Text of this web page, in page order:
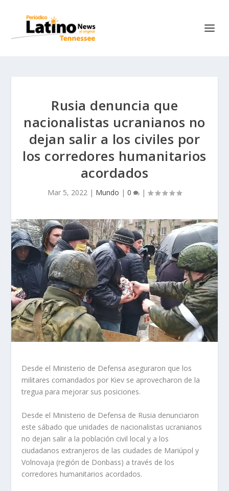
Rusia denuncia que
nacionalistas ucranianos no
dejan salir a los civiles por
los corredores humanitarios
acordados
Mar 5, 2022 | Mundo | 0 |
Desde el Ministerio de Defensa aseguraron que los
militares comandados por Kiev se aprovecharon de la
tregua para mejorar sus posiciones.
Desde el Ministerio de Defensa de Rusia denunciaron
este sábado que unidades de nacionalistas ucranianos
no dejan salir a la población civil local y a los
ciudadanos extranjeros de las ciudades de Mariúpol y
Volnovaja (región de Donbass) a través de los
corredores humanitarios acordados.